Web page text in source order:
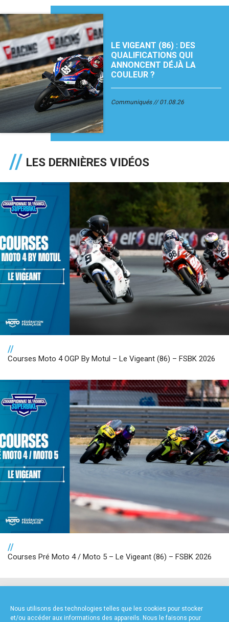
Nous utilisons des technologies telles que les cookies pour stocker
et/ou accéder aux informations des appareils. Nous le faisons pour
LE VIGEANT (86) : DES
QUALIFICATIONS QUI
ANNONCENT DÉJÀ LA
COULEUR ?
Communiqués 01.08.26
LES DERNIÈRES VIDÉOS
//
Courses Moto 4 OGP By Motul – Le Vigeant (86) – FSBK 2026
//
Courses Pré Moto 4 / Moto 5 – Le Vigeant (86) – FSBK 2026